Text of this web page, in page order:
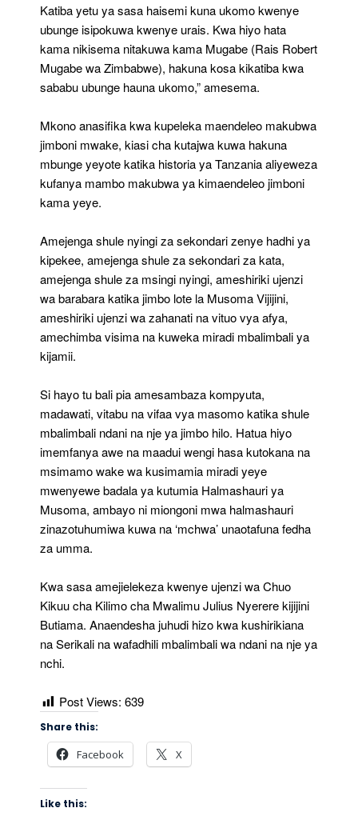
Katiba yetu ya sasa haisemi kuna ukomo kwenye
ubunge isipokuwa kwenye urais. Kwa hiyo hata
kama nikisema nitakuwa kama Mugabe (Rais Robert
Mugabe wa Zimbabwe), hakuna kosa kikatiba kwa
sababu ubunge hauna ukomo,” amesema.
Mkono anasifika kwa kupeleka maendeleo makubwa
jimboni mwake, kiasi cha kutajwa kuwa hakuna
mbunge yeyote katika historia ya Tanzania aliyeweza
kufanya mambo makubwa ya kimaendeleo jimboni
kama yeye.
Amejenga shule nyingi za sekondari zenye hadhi ya
kipekee, amejenga shule za sekondari za kata,
amejenga shule za msingi nyingi, ameshiriki ujenzi
wa barabara katika jimbo lote la Musoma Vijijini,
ameshiriki ujenzi wa zahanati na vituo vya afya,
amechimba visima na kuweka miradi mbalimbali ya
kijamii.
Si hayo tu bali pia amesambaza kompyuta,
madawati, vitabu na vifaa vya masomo katika shule
mbalimbali ndani na nje ya jimbo hilo. Hatua hiyo
imemfanya awe na maadui wengi hasa kutokana na
msimamo wake wa kusimamia miradi yeye
mwenyewe badala ya kutumia Halmashauri ya
Musoma, ambayo ni miongoni mwa halmashauri
zinazotuhumiwa kuwa na ‘mchwa’ unaotafuna fedha
za umma.
Kwa sasa amejielekeza kwenye ujenzi wa Chuo
Kikuu cha Kilimo cha Mwalimu Julius Nyerere kijijini
Butiama. Anaendesha juhudi hizo kwa kushirikiana
na Serikali na wafadhili mbalimbali wa ndani na nje ya
nchi.
Post Views: 639
Share this:
Facebook X
Like this: